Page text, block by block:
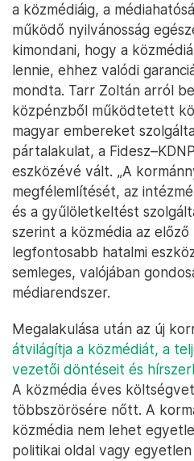
a közmédiáig, a
működő nyilvánosság
kimondani, hogy a
lennie, ehhez valódi
mondta. Tarr Zoltán arról
közpénzből működtetett
magyar embereket
pártalakulat, a
eszközévé vált. „A
megfélemlítését, az
és a gyűlöletkeltést
szerint a közmédia az
legfontosabb hatalmi
semleges, valójában
médiarendszer.
Megalakulása után az új
átvilágítja a közmédiát, a
vezetői döntéseit és
A közmédia éves
többszörösére nőtt. A
közmédia nem lehet
politikai oldal vagy